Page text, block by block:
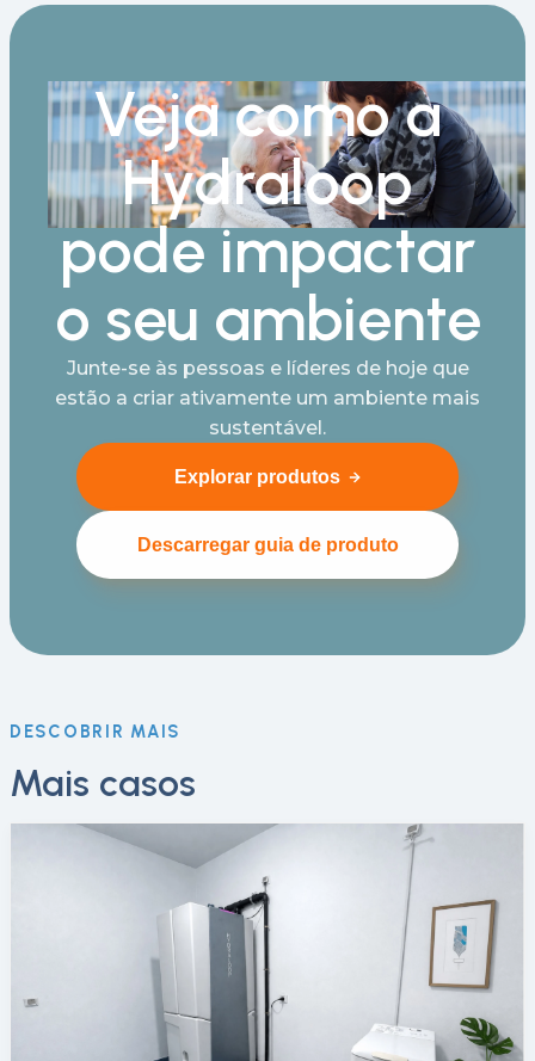
Veja como a
Hydraloop
pode impactar
o seu ambiente
Junte-se às pessoas e líderes de hoje que
estão a criar ativamente um ambiente mais
sustentável.
Explorar produtos
Descarregar guia de produto
DESCOBRIR MAIS
Mais casos